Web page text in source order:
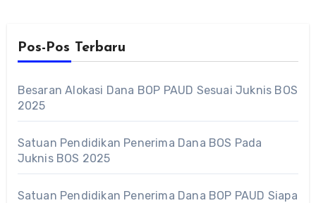
Pos-Pos Terbaru
Besaran Alokasi Dana BOP PAUD Sesuai Juknis BOS
2025
Satuan Pendidikan Penerima Dana BOS Pada
Juknis BOS 2025
Satuan Pendidikan Penerima Dana BOP PAUD Siapa